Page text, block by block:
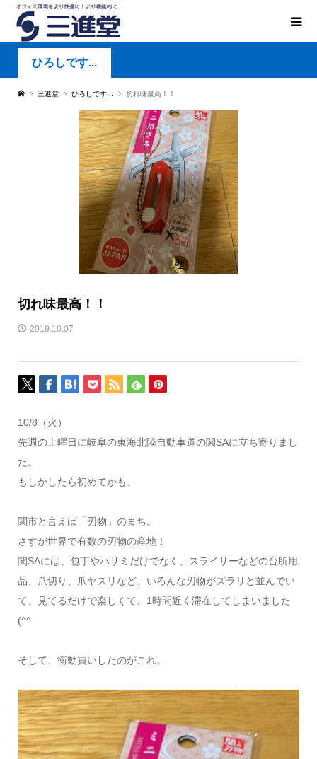
ひろしです...
三進堂 ひろしです... 切れ味最高！！
切れ味最高！！
2019.10.07
10/8（火）
先週の土曜日に岐阜の東海北陸自動車道の関SAに立ち寄りまし
た。
もしかしたら初めてかも。
関市と言えば「刃物」のまち。
さすが世界で有数の刃物の産地！
関SAには、包丁やハサミだけでなく、スライサーなどの台所用
品、爪切り、爪ヤスリなど、いろんな刃物がズラリと並んでい
て、見てるだけで楽しくて、1時間近く滞在してしまいました
(^^ゞ
そして、衝動買いしたのがこれ。